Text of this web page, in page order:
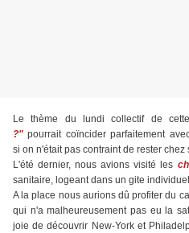
Le thème du lundi collectif de
?" pourrait coïncider parfaitement
si on n'était pas contraint de rester chez
L'été dernier, nous avions visité les
sanitaire, logeant dans un gite
A la place nous aurions dû profiter du
qui n'a malheureusement pas eu la
joie de découvrir New-York et